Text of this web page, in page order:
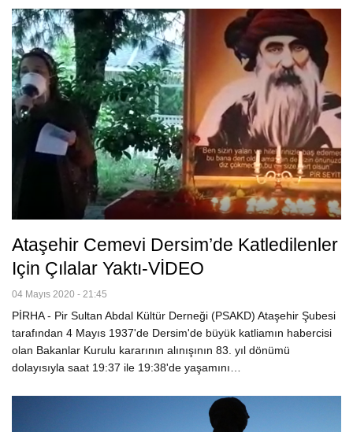
Ataşehir Cemevi Dersim’de Katledilenler
Için Çılalar Yaktı-VİDEO
04 Mayıs 2020 - 21:45
PİRHA - Pir Sultan Abdal Kültür Derneği (PSAKD) Ataşehir Şubesi
tarafından 4 Mayıs 1937'de Dersim'de büyük katliamın habercisi
olan Bakanlar Kurulu kararının alınışının 83. yıl dönümü
dolayısıyla saat 19:37 ile 19:38'de yaşamını